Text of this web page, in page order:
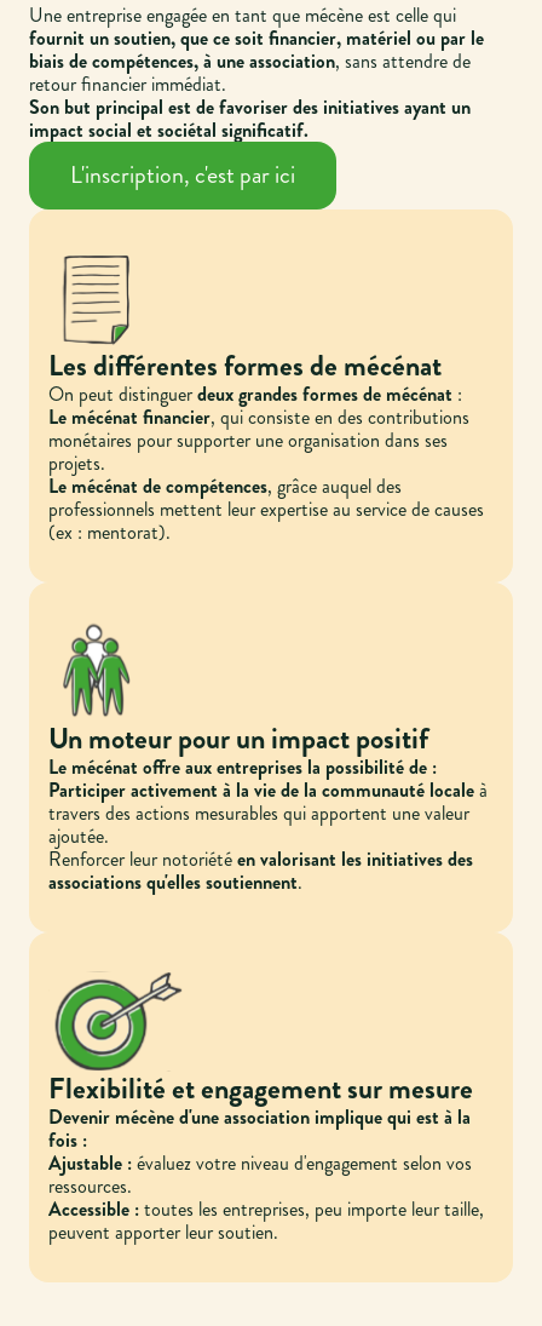
Une entreprise engagée en tant que mécène est celle qui
fournit un soutien, que ce soit financier, matériel ou par le
biais de compétences, à une association, sans attendre de
retour financier immédiat.
Son but principal est de favoriser des initiatives ayant un
impact social et sociétal significatif.
L'inscription, c'est par ici
Les différentes formes de mécénat
On peut distinguerdeux grandes formes de mécénat :
Le mécénat financier, qui consiste en des contributions
monétaires pour supporter une organisation dans ses
projets.
Le mécénat de compétences, grâce auquel des
professionnels mettent leur expertise au service de causes
(ex : mentorat).
Un moteur pour un impact positif
Le mécénat offre aux entreprises la possibilité de :
Participer activement à la vie de la communauté localeà
travers des actions mesurables qui apportent une valeur
ajoutée.
Renforcer leur notoriétéen valorisant les initiatives des
associations qu'elles soutiennent.
Flexibilité et engagement sur mesure
Devenir mécène d'une association implique qui est à la
fois :
Ajustable :évaluez votre niveau d'engagement selon vos
ressources.
Accessible :toutes les entreprises, peu importe leur taille,
peuvent apporter leur soutien.